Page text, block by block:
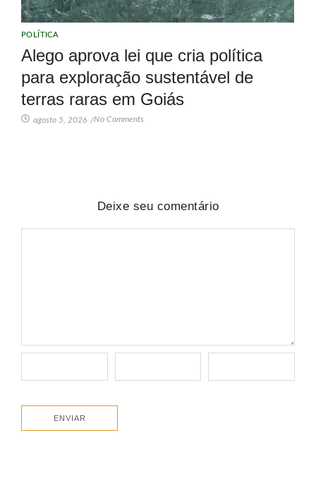
POLÍTICA
Alego aprova lei que cria política
para exploração sustentável de
terras raras em Goiás
agosto 5, 2026 /No Comments
Deixe seu comentário